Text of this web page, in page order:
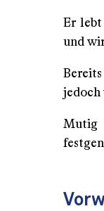
Er
und
jedoch
Mutig